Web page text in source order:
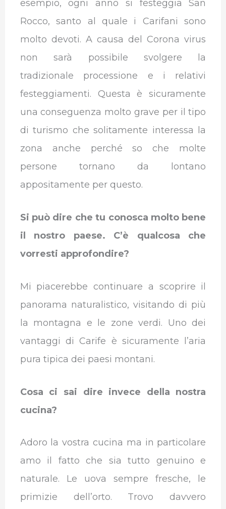
esempio, ogni anno si festeggia San
Rocco, santo al quale i Carifani sono
molto devoti. A causa del Corona virus
non sarà possibile svolgere la
tradizionale processione e i relativi
festeggiamenti. Questa è sicuramente
una conseguenza molto grave per il tipo
di turismo che solitamente interessa la
zona anche perché so che molte
persone tornano da lontano
appositamente per questo.
Si può dire che tu conosca molto bene
il nostro paese. C’è qualcosa che
vorresti approfondire?
Mi piacerebbe continuare a scoprire il
panorama naturalistico, visitando di più
la montagna e le zone verdi. Uno dei
vantaggi di Carife è sicuramente l’aria
pura tipica dei paesi montani.
Cosa ci sai dire invece della nostra
cucina?
Adoro la vostra cucina ma in particolare
amo il fatto che sia tutto genuino e
naturale. Le uova sempre fresche, le
primizie dell’orto. Trovo davvero